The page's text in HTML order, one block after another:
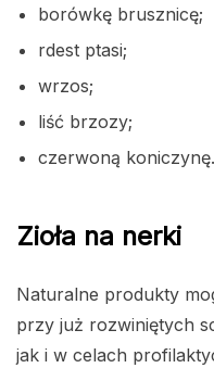
borówkę brusznicę;
rdest ptasi;
wrzos;
liść brzozy;
czerwoną koniczynę.
Zioła na nerki
Naturalne produkty
przy już rozwiniętych
jak i w celach